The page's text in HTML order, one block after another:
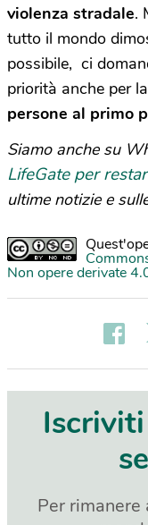
violenza stradale.
tutto il mondo
possibile, ci
priorità anche per
persone al primo
Siamo anche su
LifeGate per
ultime notizie e
Non opere derivate
Per